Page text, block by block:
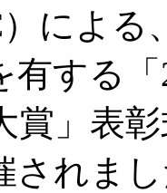
によ
有する
賞」表
されま